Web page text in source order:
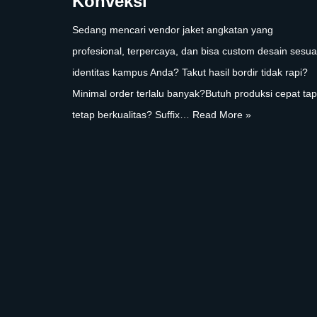
Sedang mencari vendor jaket angkatan yang
profesional, terpercaya, dan bisa custom desain
identitas kampus Anda? Takut hasil bordir tidak rapi?
Minimal order terlalu banyak?Butuh produksi cepat
tetap berkualitas? Suffix… Read More »